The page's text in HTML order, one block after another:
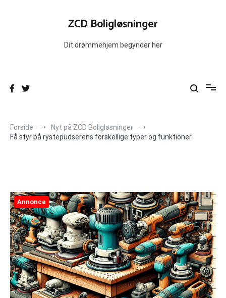
ZCD Boligløsninger
Dit drømmehjem begynder her
Forside
Nyt på ZCD Boligløsninger
Få styr på rystepudserens forskellige typer og funktioner
Annonce